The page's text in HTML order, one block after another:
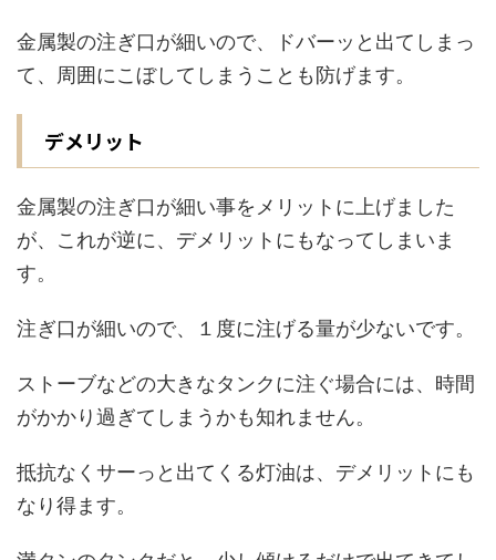
金属製の注ぎ口が細いので、ドバーッと出てしまっ
て、周囲にこぼしてしまうことも防げます。
デメリット
金属製の注ぎ口が細い事をメリットに上げました
が、これが逆に、デメリットにもなってしまいま
す。
注ぎ口が細いので、１度に注げる量が少ないです。
ストーブなどの大きなタンクに注ぐ場合には、時間
がかかり過ぎてしまうかも知れません。
抵抗なくサーっと出てくる灯油は、デメリットにも
なり得ます。